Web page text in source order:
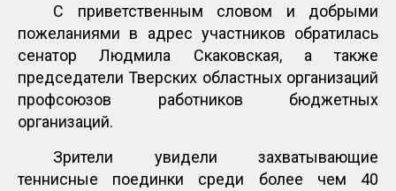
С приветственным словом и добрыми
пожеланиями в адрес участников обратилась
сенатор Людмила Скаковская, а также
председатели Тверских областных организаций
профсоюзов работников бюджетных
организаций.
Зрители увидели захватывающие
теннисные поединки среди более чем 40